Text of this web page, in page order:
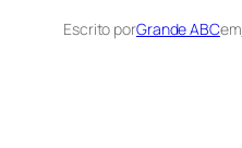
Escrito porGrande ABCem